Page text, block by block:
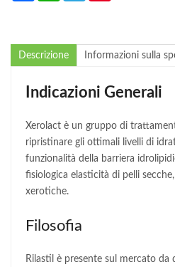
Descrizione Informazioni sulla
Indicazioni Generali
Xerolact è un gruppo di
ripristinare gli ottimali livelli di
funzionalità della barriera
fisiologica elasticità di pelli
xerotiche.
Filosofia
Rilastil è presente sul mercato